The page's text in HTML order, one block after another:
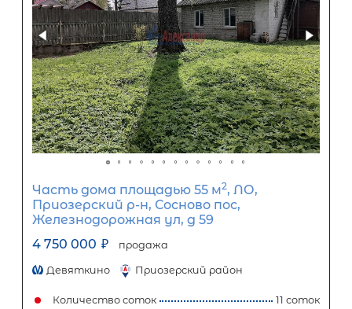
10 15 20 25
Процентная
ставка
12%
1 5 10 15 20
Ежемесячный платеж
Размер кредита
2 200 000 ₽
26 457
5 500 000